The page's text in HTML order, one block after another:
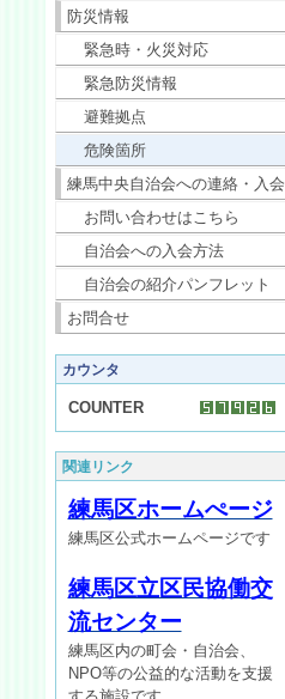
防災情報
緊急時・火災対応
緊急防災情報
避難拠点
危険箇所
練馬中央自治会への連絡・入会
お問い合わせはこちら
自治会への入会方法
自治会の紹介パンフレット
お問合せ
カウンタ
COUNTER
関連リンク
練馬区ホームぺージ
練馬区公式ホームページです
練馬区立区民協働交
流センター
練馬区内の町会・自治会、
NPO等の公益的な活動を支援